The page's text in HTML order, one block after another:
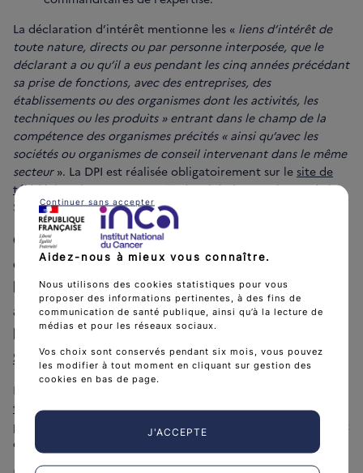
La déclaration d’intérêt mentionne les « liens d’intérêt de
toute nature, directs ou par personne interposée, que le
déclarant a ou qu’il a eus pendant les cinq années précédant
sa prise de fonctions, avec des entreprises, des
établissements ou des organismes dont les activités, les
techniques ou les produits » entrant dans le champ de la
compétence des organismes précités « ainsi qu’avec les
sociétés ou organismes de conseil intervenant dans le même
secteur». La DPI est réalisée obligatoirement sur le site de
télédéclaration DPI SANTE
, du ministère en charge de la
Santé.
Chaque déclarant doit veiller à l’exhaustivité
des liens déclarés en relation avec l’objet de
l’expertise et, le cas échéant, à la cohérence
avec les éléments le concernant disponibles sur
la base de données publiques
Santé
.
La déclaration est rendue publique sur le
télédéclaration DPI SANTE
. Une fois nommées, les
personnes s’engagent à la réactualiser à chaque changement
de situation et
Aidez-nous à mieux vous connaître.
Nous utilisons des cookies statistiques pour vous
proposer des informations pertinentes, à des fins de
communication de santé publique, ainsi qu’à la lecture de
médias et pour les réseaux sociaux.
Vos choix sont conservés pendant six mois, vous pouvez
les modifier à tout moment en cliquant sur gestion des
cookies en bas de page.
J'ACCEPTE
Continuer sans accepter